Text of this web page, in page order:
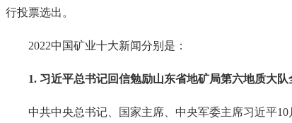
行投票选出。
2022中国矿业十大新闻分别是：
1. 习近平总书记回信勉励山东省地矿局第六地质大队
中共中央总书记、国家主席、中央军委主席习近平10